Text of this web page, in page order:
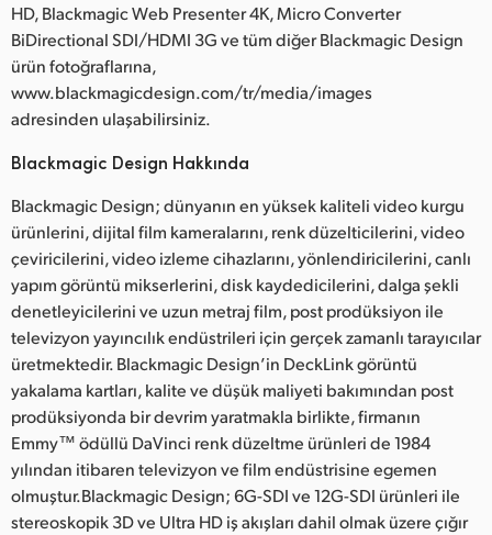
HD, Blackmagic Web Presenter 4K, Micro Converter
BiDirectional SDI/HDMI 3G ve tüm diğer Blackmagic Design
ürün fotoğraflarına,
www.blackmagicdesign.com/tr/media/images
adresinden ulaşabilirsiniz.
Blackmagic Design Hakkında
Blackmagic Design; dünyanın en yüksek kaliteli video kurgu
ürünlerini, dijital film kameralarını, renk düzelticilerini, video
çeviricilerini, video izleme cihazlarını, yönlendiricilerini, canlı
yapım görüntü mikserlerini, disk kaydedicilerini, dalga şekli
denetleyicilerini ve uzun metraj film, post prodüksiyon ile
televizyon yayıncılık endüstrileri için gerçek zamanlı tarayıcılar
üretmektedir. Blackmagic Design’in DeckLink görüntü
yakalama kartları, kalite ve düşük maliyeti bakımından post
prodüksiyonda bir devrim yaratmakla birlikte, firmanın
Emmy™ ödüllü DaVinci renk düzeltme ürünleri de 1984
yılından itibaren televizyon ve film endüstrisine egemen
olmuştur.Blackmagic Design; 6G-SDI ve 12G-SDI ürünleri ile
stereoskopik 3D ve Ultra HD iş akışları dahil olmak üzere çığır